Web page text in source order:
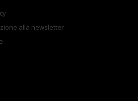
alla newsletter